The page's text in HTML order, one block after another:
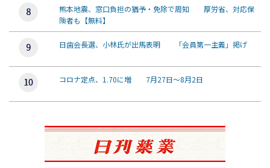
熊本地震、窓口負担の猶予・免除で周知 厚労省、対応保
険者も【無料】
日歯会長選、小林氏が出馬表明 「会員第一主義」掲げ
コロナ定点、1.70に増 7月27日～8月2日